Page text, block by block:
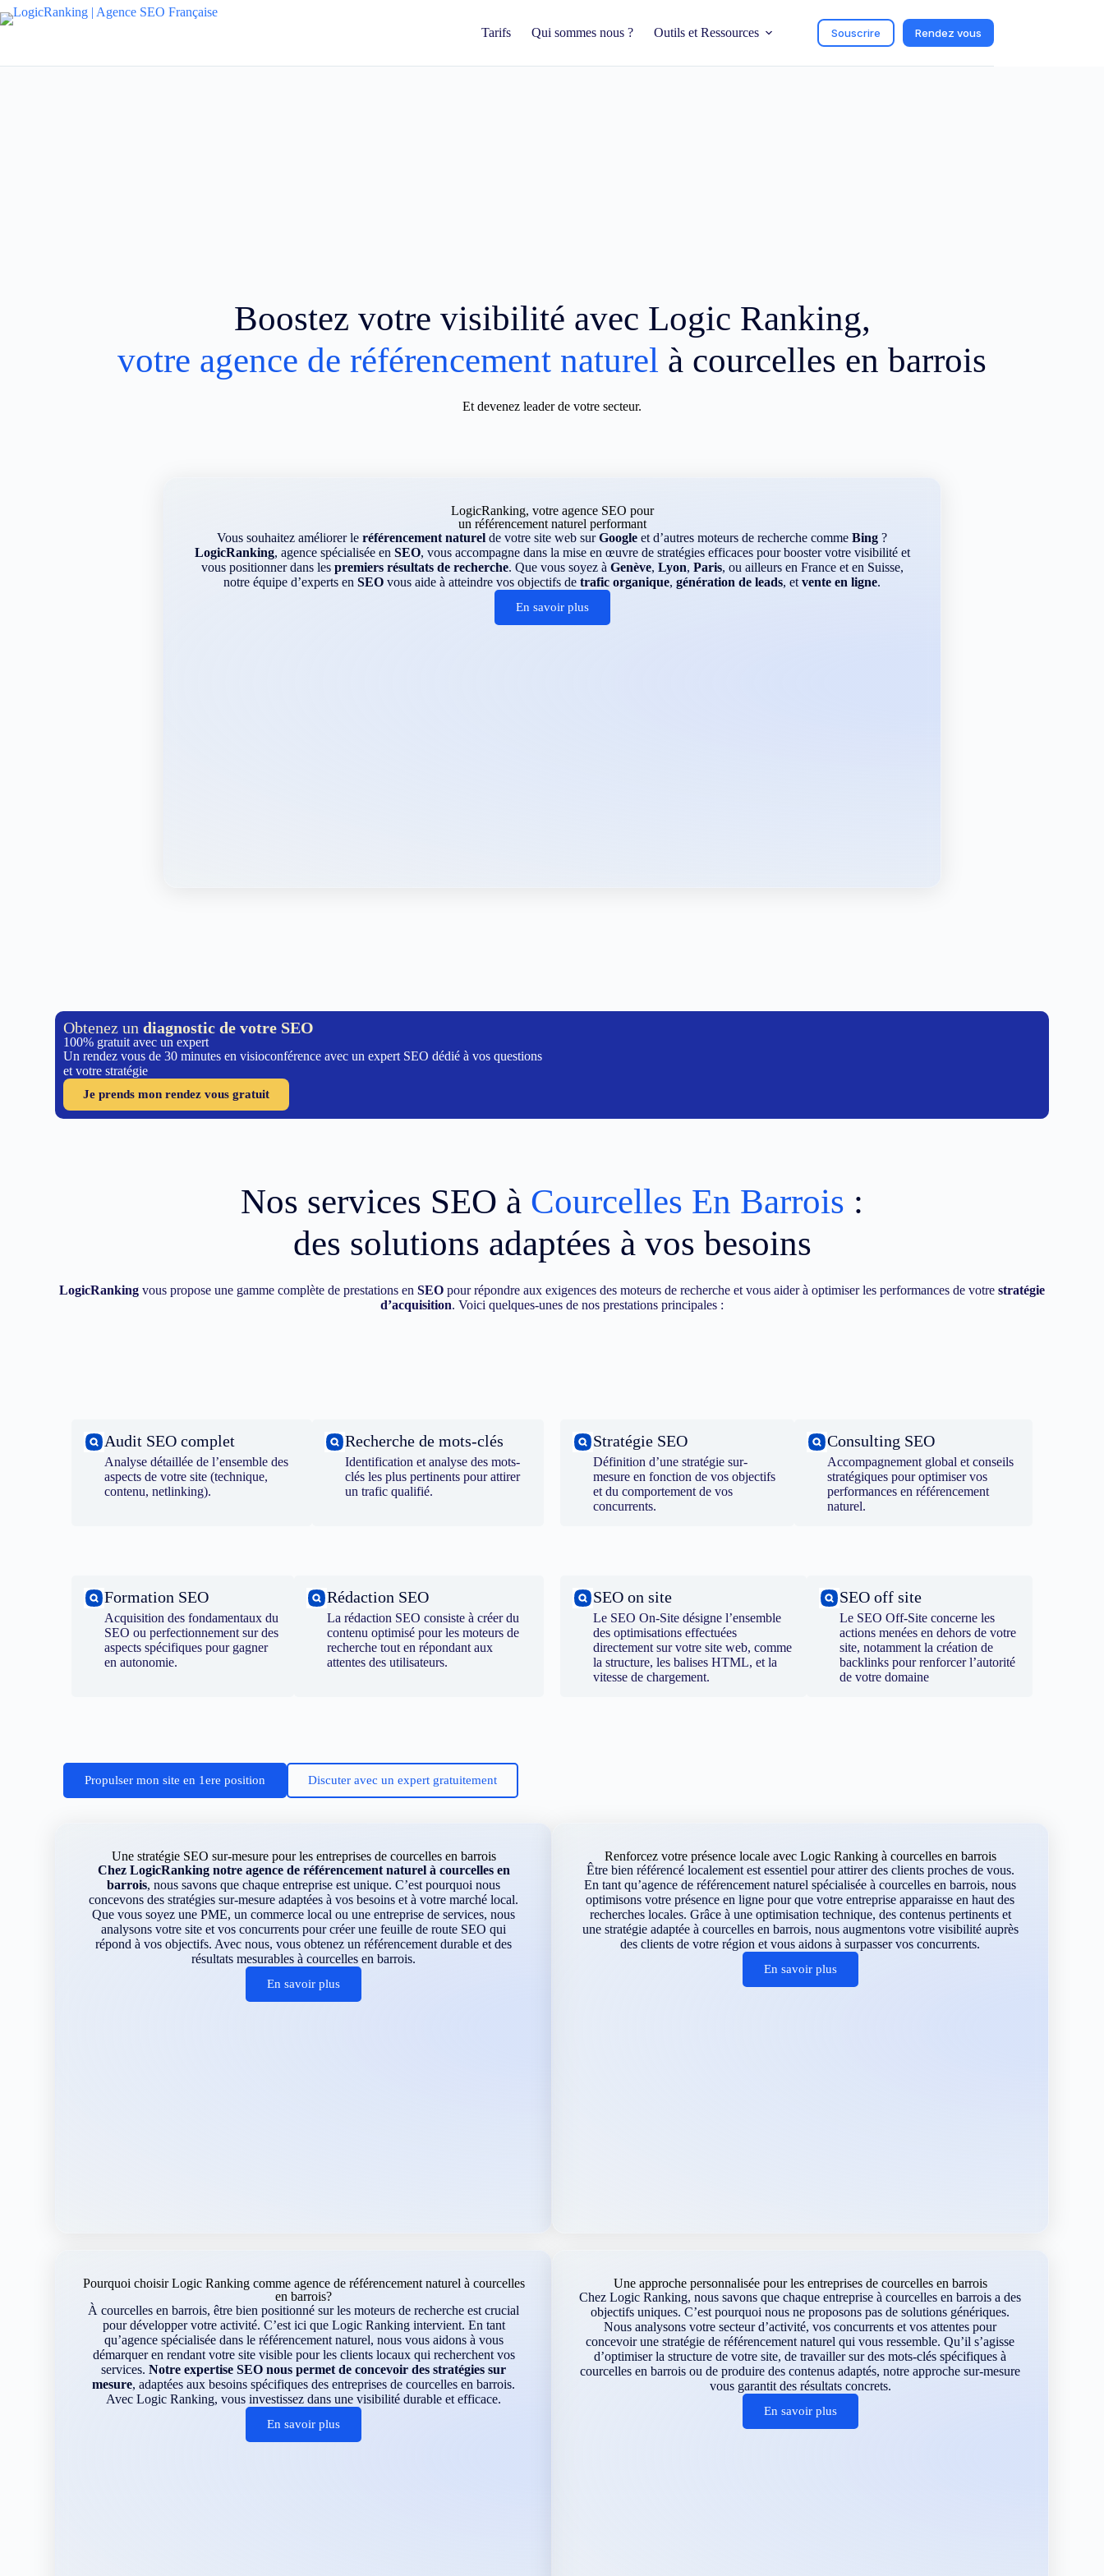
Tarifs Qui sommes nous ? Outils et Ressources Souscrire Rendez vous
Boostez votre visibilité avec Logic Ranking,
votre agence de référencement naturel à courcelles en barrois
Et devenez leader de votre secteur.
LogicRanking, votre agence SEO pour
un référencement naturel performant
Vous souhaitez améliorer le référencement naturel de votre site web surGoogle et d’autres moteurs de recherche comme Bing ?
LogicRanking, agence spécialisée en SEO, vous accompagne dans la mise en œuvre de stratégies efficaces pour booster votre visibilité et
vous positionner dans les premiers résultats de recherche. Que vous soyez à Genève, Lyon, Paris, ou ailleurs en France et en Suisse,
notre équipe d’experts en SEO vous aide à atteindre vos objectifs de trafic organique, génération de leads, et vente en ligne.
En savoir plus
Obtenez undiagnostic de votre SEO
100% gratuit avec un expert
Un rendez vous de 30 minutes en visioconférence avec un expert SEO dédié à vos questions
et votre stratégie
Je prends mon rendez vous gratuit
Nos services SEO à Courcelles En Barrois :
des solutions adaptées à vos besoins
LogicRanking vous propose une gamme complète de prestations en SEO pour répondre aux exigences des moteurs de recherche et vous aider à optimiser les performances de votre stratégie
d’acquisition. Voici quelques-unes de nos prestations principales :
Audit SEO complet
Analyse détaillée de l’ensemble des
aspects de votre site (technique,
contenu, netlinking).
Recherche de mots-clés
Identification et analyse des mots-
clés les plus pertinents pour attirer
un trafic qualifié.
Stratégie SEO
Définition d’une stratégie sur-
mesure en fonction de vos objectifs
et du comportement de vos
concurrents.
Consulting SEO
Accompagnement global et conseils
stratégiques pour optimiser vos
performances en référencement
naturel.
Formation SEO
Acquisition des fondamentaux du
SEO ou perfectionnement sur des
aspects spécifiques pour gagner
en autonomie.
Rédaction SEO
La rédaction SEO consiste à créer du
contenu optimisé pour les moteurs de
recherche tout en répondant aux
attentes des utilisateurs.
SEO on site
Le SEO On-Site désigne l’ensemble
des optimisations effectuées
directement sur votre site web, comme
la structure, les balises HTML, et la
vitesse de chargement.
SEO off site
Le SEO Off-Site concerne les
actions menées en dehors de votre
site, notamment la création de
backlinks pour renforcer l’autorité
de votre domaine
Propulser mon site en 1ere position Discuter avec un expert gratuitement
Une stratégie SEO sur-mesure pour les entreprises de courcelles en barrois
Chez LogicRanking notre agence de référencement naturel à courcelles en
barrois, nous savons que chaque entreprise est unique. C’est pourquoi nous
concevons des stratégies sur-mesure adaptées à vos besoins et à votre marché local.
Que vous soyez une PME, un commerce local ou une entreprise de services, nous
analysons votre site et vos concurrents pour créer une feuille de route SEO qui
répond à vos objectifs. Avec nous, vous obtenez un référencement durable et des
résultats mesurables à courcelles en barrois.
En savoir plus
Renforcez votre présence locale avec Logic Ranking à courcelles en barrois
Être bien référencé localement est essentiel pour attirer des clients proches de vous.
En tant qu’agence de référencement naturel spécialisée à courcelles en barrois, nous
optimisons votre présence en ligne pour que votre entreprise apparaisse en haut des
recherches locales. Grâce à une optimisation technique, des contenus pertinents et
une stratégie adaptée à courcelles en barrois, nous augmentons votre visibilité auprès
des clients de votre région et vous aidons à surpasser vos concurrents.
En savoir plus
Pourquoi choisir Logic Ranking comme agence de référencement naturel à courcelles
en barrois?
À courcelles en barrois, être bien positionné sur les moteurs de recherche est crucial
pour développer votre activité. C’est ici que Logic Ranking intervient. En tant
qu’agence spécialisée dans le référencement naturel, nous vous aidons à vous
démarquer en rendant votre site visible pour les clients locaux qui recherchent vos
services.Notre expertise SEO nous permet de concevoir des stratégies sur
mesure, adaptées aux besoins spécifiques des entreprises de courcelles en barrois.
Avec Logic Ranking, vous investissez dans une visibilité durable et efficace.
En savoir plus
Une approche personnalisée pour les entreprises de courcelles en barrois
Chez Logic Ranking, nous savons que chaque entreprise à courcelles en barrois a des
objectifs uniques. C’est pourquoi nous ne proposons pas de solutions génériques.
Nous analysons votre secteur d’activité, vos concurrents et vos attentes pour
concevoir une stratégie de référencement naturel qui vous ressemble. Qu’il s’agisse
d’optimiser la structure de votre site, de travailler sur des mots-clés spécifiques à
courcelles en barrois ou de produire des contenus adaptés, notre approche sur-mesure
vous garantit des résultats concrets.
En savoir plus